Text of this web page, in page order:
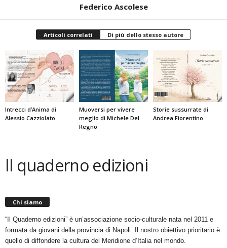
Federico Ascolese
Articoli correlati Di più dello stesso autore
Intrecci d’Anima di
Alessio Cazziolato
Muoversi per vivere
meglio di Michele Del
Regno
Storie sussurrate di
Andrea Fiorentino
Il quaderno edizioni
Chi siamo
“Il Quaderno edizioni” è un’associazione socio-culturale nata nel 2011 e
formata da giovani della provincia di Napoli. Il nostro obiettivo prioritario è
quello di diffondere la cultura del Meridione d’Italia nel mondo.